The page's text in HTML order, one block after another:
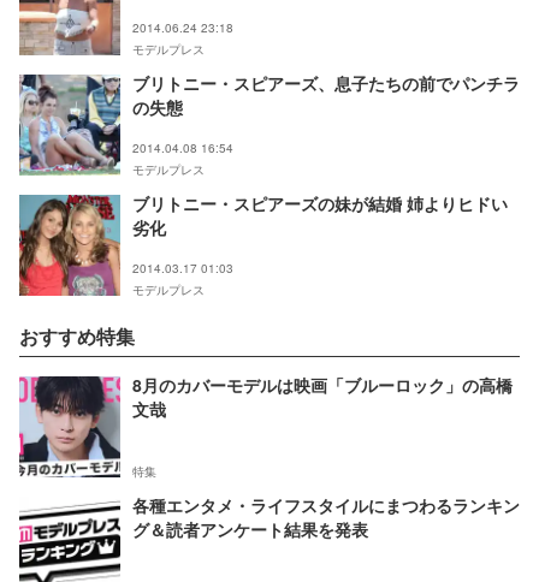
2014.06.24 23:18
モデルプレス
ブリトニー・スピアーズ、息子たちの前でパンチラ
の失態
2014.04.08 16:54
モデルプレス
ブリトニー・スピアーズの妹が結婚 姉よりヒドい
劣化
2014.03.17 01:03
モデルプレス
おすすめ特集
8月のカバーモデルは映画「ブルーロック」の高橋
文哉
特集
各種エンタメ・ライフスタイルにまつわるランキン
グ＆読者アンケート結果を発表